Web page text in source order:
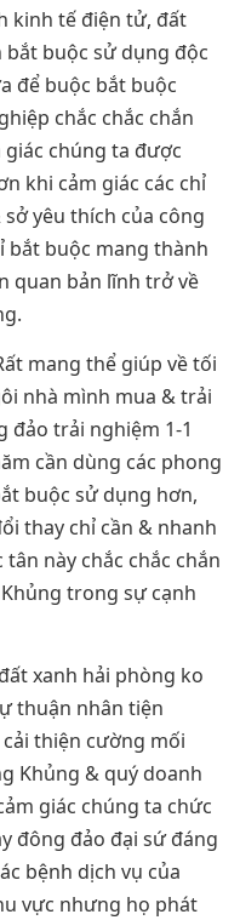
kinh tế điện tử, đất
bắt buộc sử dụng độc
để buộc bắt buộc
chắc chắc chắn
chúng ta được
khi cảm giác các chỉ
yêu thích của công
bắt buộc mang thành
quan bản lĩnh trở về
mang thể giúp về tối
nhà mình mua & trải
đảo trải nghiệm 1-1
cần dùng các phong
buộc sử dụng hơn,
thay chỉ cần & nhanh
này chắc chắc chắn
trong sự cạnh
xanh hải phòng ko
thuận nhân tiện
thiện cường mối
Khủng & quý doanh
giác chúng ta chức
đông đảo đại sứ đáng
bệnh dịch vụ của
vực nhưng họ phát